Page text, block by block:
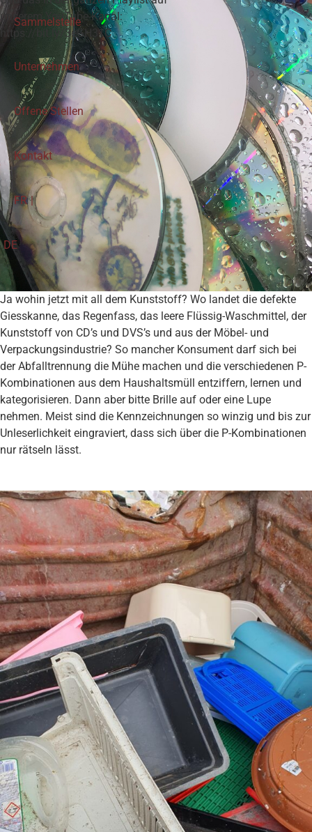
Sammelstelle
Unternehmen
Offene Stellen
Kontakt
FR
DE
unserem YouTube-Kanal:
https://bit.ly/3eGH31C
Ja wohin jetzt mit all dem Kunststoff? Wo landet die defekte
Giesskanne, das Regenfass, das leere Flüssig-Waschmittel, der
Kunststoff von CD’s und DVS’s und aus der Möbel- und
Verpackungsindustrie? So mancher Konsument darf sich bei
der Abfalltrennung die Mühe machen und die verschiedenen P-
Kombinationen aus dem Haushaltsmüll entziffern, lernen und
kategorisieren. Dann aber bitte Brille auf oder eine Lupe
nehmen. Meist sind die Kennzeichnungen so winzig und bis zur
Unleserlichkeit eingraviert, dass sich über die P-Kombinationen
nur rätseln lässt.